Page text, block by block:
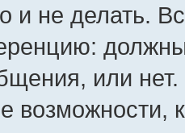
и не делать.
или